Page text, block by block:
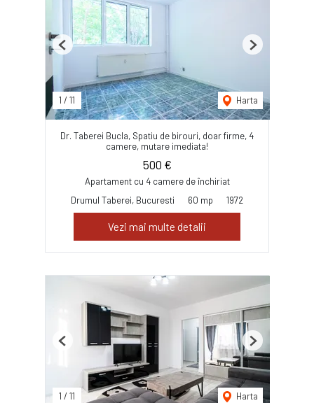
1 / 11 Harta
Previous Next
Dr. Taberei Bucla, Spatiu de birouri, doar firme, 4
camere, mutare imediata!
500 €
Apartament cu 4 camere de închiriat
Drumul Taberei, Bucuresti
60 mp 1972
Vezi mai multe detalii
1 / 11 Harta
Previous Next